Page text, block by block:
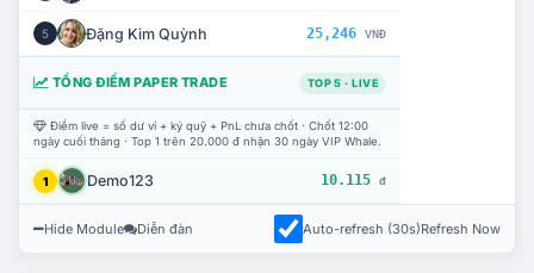
5 Đặng Kim Quỳnh 25,246 VNĐ
TỔNG ĐIỂM PAPER TRADE TOP 5 · LIVE
Điểm live = số dư ví + ký quỹ + PnL chưa chốt · Chốt 12:00
ngày cuối tháng · Top 1 trên 20.000 đ nhận 30 ngày VIP Whale.
1 Demo123 10.115 đ
Hide Module Diễn đàn Auto-refresh (30s)Refresh Now